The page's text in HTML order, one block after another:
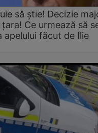
să știe! Decizie
Ce urmează să
apelului făcut de Ilie